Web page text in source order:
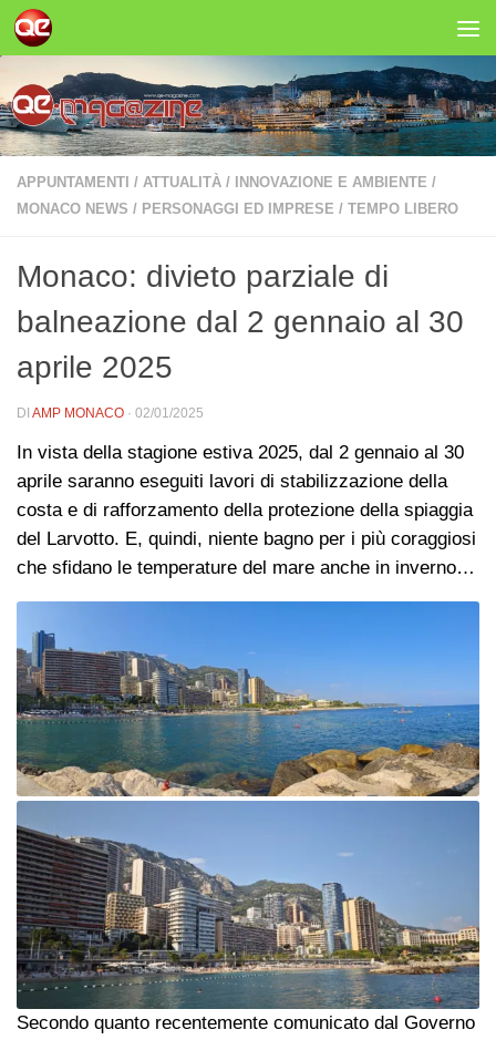
Salta al contenuto
APPUNTAMENTI / ATTUALITÀ / INNOVAZIONE E AMBIENTE /
MONACO NEWS / PERSONAGGI ED IMPRESE / TEMPO LIBERO
Monaco: divieto parziale di
balneazione dal 2 gennaio al 30
aprile 2025
DI AMP MONACO · 02/01/2025
In vista della stagione estiva 2025, dal 2 gennaio al 30
aprile saranno eseguiti lavori di stabilizzazione della
costa e di rafforzamento della protezione della spiaggia
del Larvotto. E, quindi, niente bagno per i più coraggiosi
che sfidano le temperature del mare anche in inverno…
Secondo quanto recentemente comunicato dal Governo